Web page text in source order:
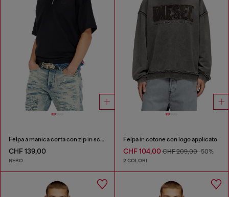
Felpa a manica corta con zip in scuba leggero
CHF 139,00
NERO
Felpa in cotone con logo applicato
CHF 104,00CHF 209,00-50%
2 COLORI